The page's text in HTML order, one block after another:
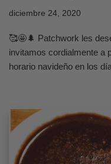
diciembre 24, 2020
🥰🤩🌲 Patchwork les
invitamos cordialmente a
horario navideño en los